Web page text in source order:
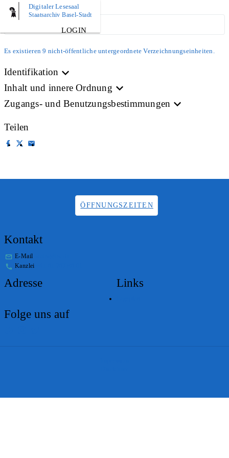
Digitaler Lesesaal
Staatsarchiv Basel-Stadt
LOGIN
Es existieren 9 nicht-öffentliche untergeordnete Verzeichnungseinheiten.
Identifikation
Inhalt und innere Ordnung
Zugangs- und Benutzungsbestimmungen
Teilen
ÖFFNUNGSZEITEN
Kontakt
E-Mail
Kanzlei
Adresse Links
Folge uns auf